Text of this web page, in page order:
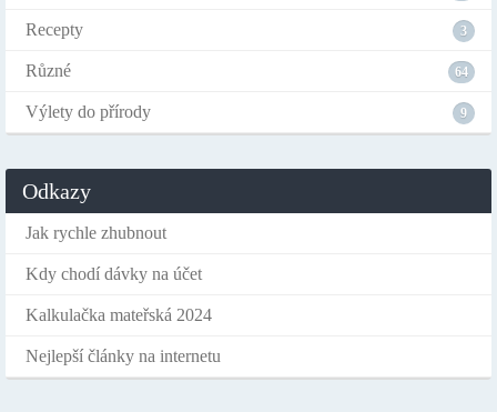
Recepty 3
Různé 64
Výlety do přírody 9
Odkazy
Jak rychle zhubnout
Kdy chodí dávky na účet
Kalkulačka mateřská 2024
Nejlepší články na internetu